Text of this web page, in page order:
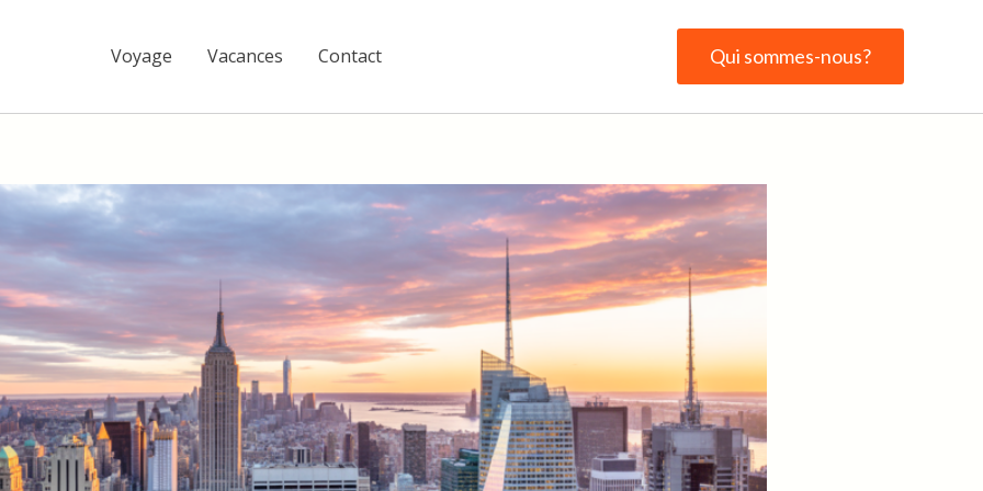
Voyage Vacances Contact Qui sommes-nous?